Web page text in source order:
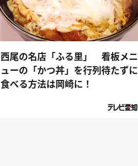
西尾の名店「ふる里」 看板メニ
ューの「かつ丼」を行列待たずに
食べる方法は岡崎に！